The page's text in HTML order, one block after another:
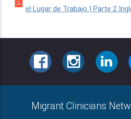
el Lugar de Trabajo | Parte 2
FACEBOOKINSTAGRAM
Migrant Clinicians